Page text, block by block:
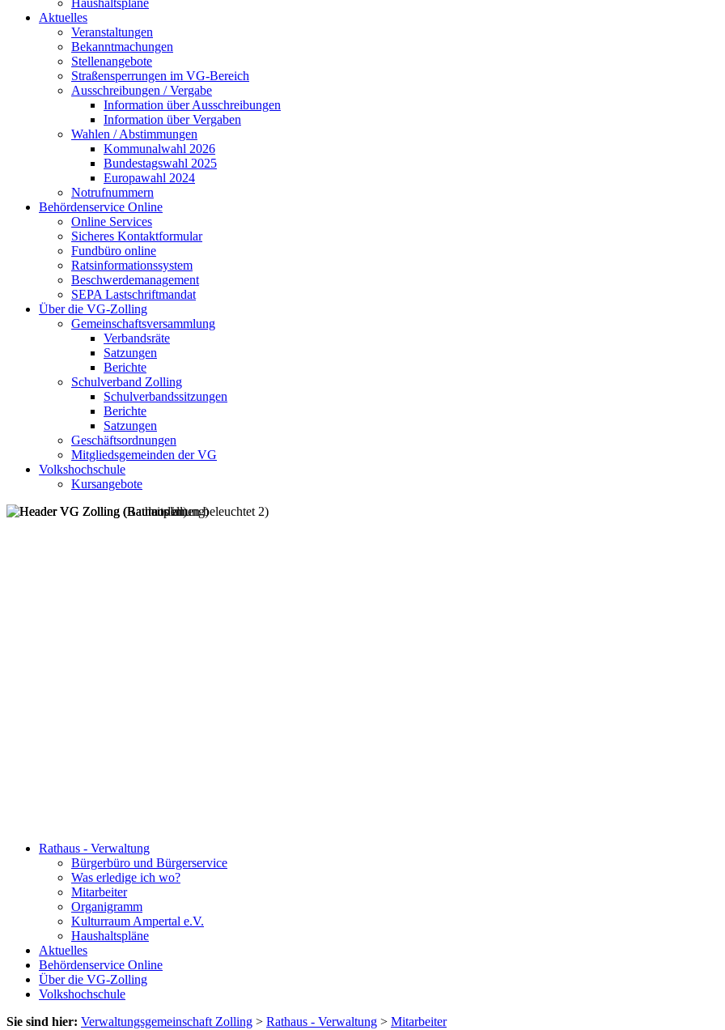
Haushaltspläne
Aktuelles
Veranstaltungen
Bekanntmachungen
Stellenangebote
Straßensperrungen im VG-Bereich
Ausschreibungen / Vergabe
Information über Ausschreibungen
Information über Vergaben
Wahlen / Abstimmungen
Kommunalwahl 2026
Bundestagswahl 2025
Europawahl 2024
Notrufnummern
Behördenservice Online
Online Services
Sicheres Kontaktformular
Fundbüro online
Ratsinformationssystem
Beschwerdemanagement
SEPA Lastschriftmandat
Über die VG-Zolling
Gemeinschaftsversammlung
Verbandsräte
Satzungen
Berichte
Schulverband Zolling
Schulverbandssitzungen
Berichte
Satzungen
Geschäftsordnungen
Mitgliedsgemeinden der VG
Volkshochschule
Kursangebote
Rathaus - Verwaltung
Bürgerbüro und Bürgerservice
Was erledige ich wo?
Mitarbeiter
Organigramm
Kulturraum Ampertal e.V.
Haushaltspläne
Aktuelles
Behördenservice Online
Über die VG-Zolling
Volkshochschule
Sie sind hier: Verwaltungsgemeinschaft Zolling > Rathaus - Verwaltung > Mitarbeiter